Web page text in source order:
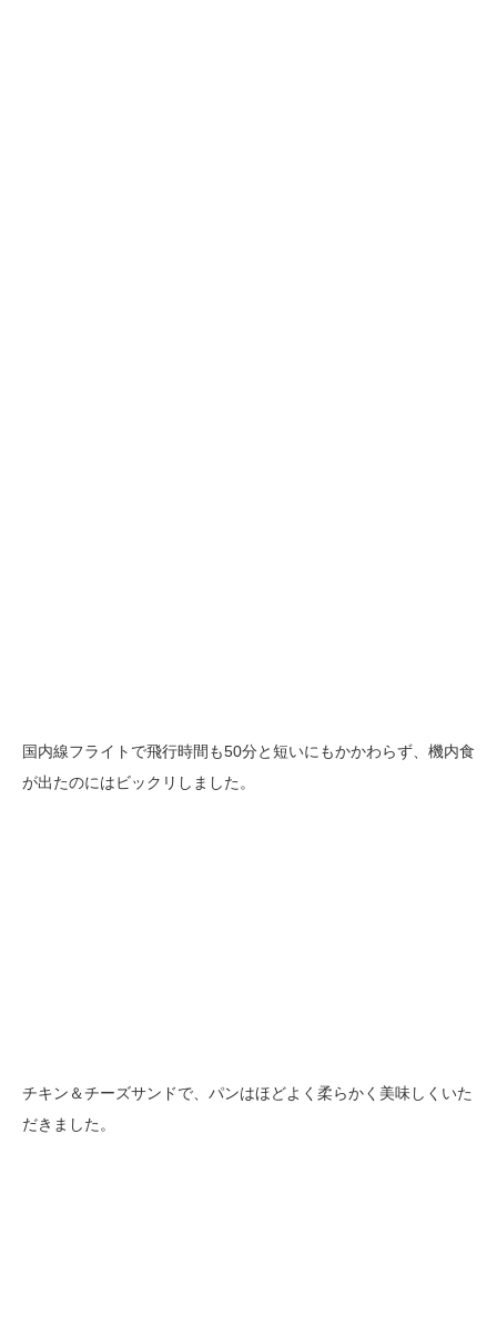
国内線フライトで飛行時間も50分と短いにもかかわらず、機内食
が出たのにはビックリしました。
チキン＆チーズサンドで、パンはほどよく柔らかく美味しくいた
だきました。